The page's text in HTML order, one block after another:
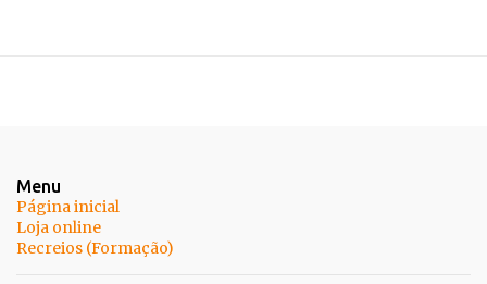
Menu
Página inicial
Loja online
Recreios (Formação)